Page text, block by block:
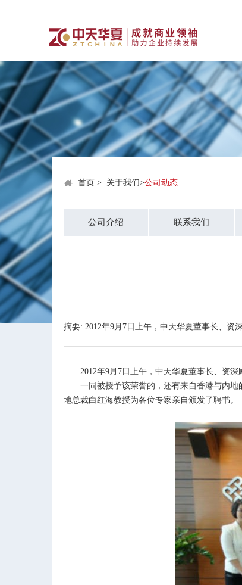
首页 > 关于我们>公司动态
公司介绍 联系我们
摘要: 2012年9月7日上午，中天华夏董事长、资
2012年9月7日上午，中天华夏董事长、资深
一同被授予该荣誉的，还有来自香港与内地
地总裁白红海教授为各位专家亲自颁发了聘书。